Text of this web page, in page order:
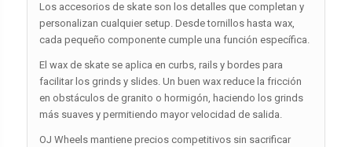
Los accesorios de skate son los detalles que completan y
personalizan cualquier setup. Desde tornillos hasta wax,
cada pequeño componente cumple una función específica.
El wax de skate se aplica en curbs, rails y bordes para
facilitar los grinds y slides. Un buen wax reduce la fricción
en obstáculos de granito o hormigón, haciendo los grinds
más suaves y permitiendo mayor velocidad de salida.
OJ Wheels mantiene precios competitivos sin sacrificar